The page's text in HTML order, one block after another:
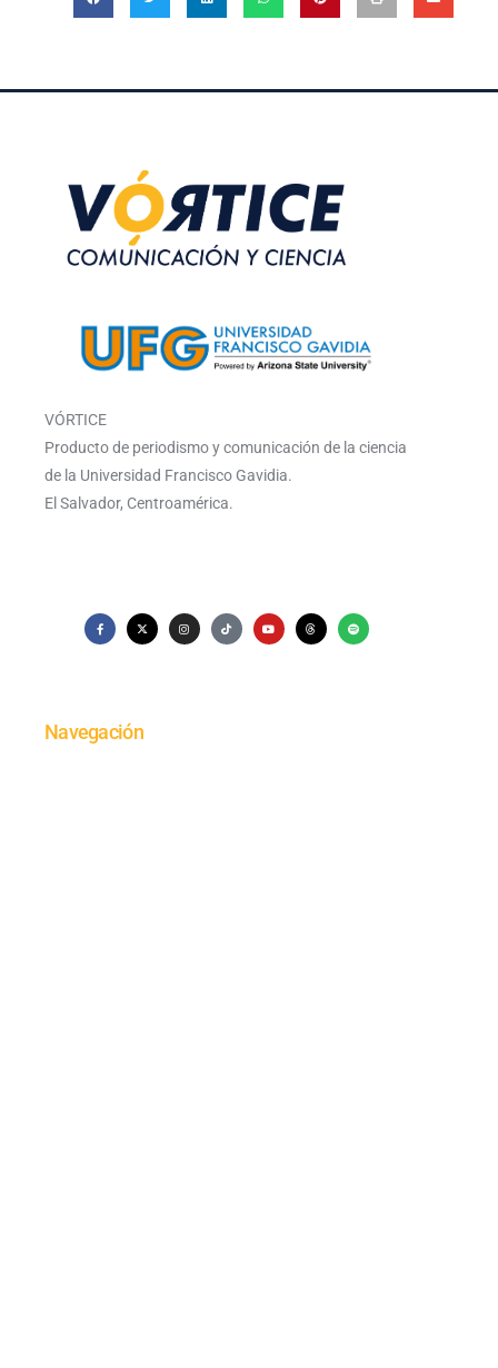
VÓRTICE
Producto de periodismo y comunicación de la ciencia
de la Universidad Francisco Gavidia.
El Salvador, Centroamérica.
Navegación